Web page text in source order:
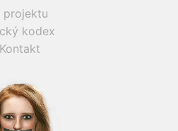
projektu
kodex
Kontakt